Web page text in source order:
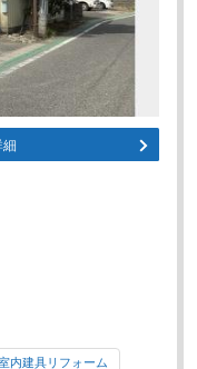
細
内建具リフォーム